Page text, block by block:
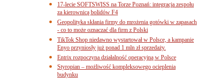
17-lecie SOFTSWISS na Torze Poznań: integracja zespołu
za kierownicą bolidów F4
Geopolityka skłania firmy do mrożenia gotówki w zapasach
- co to może oznaczać dla firm z Polski
TikTok Shop niedawno wystartował w Polsce, a kampanie
Enyo przyniosły już ponad 1 mln zł sprzedaży.
Entrix rozpoczyna działalność operacyjną w Polsce
Styropian – możliwość kompleksowego ocieplenia
budynku